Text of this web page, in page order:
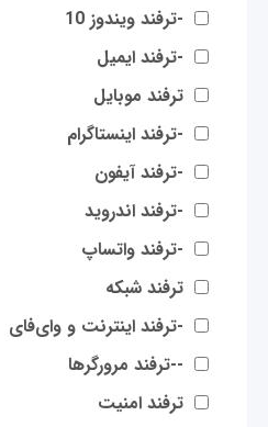
-ترفند ویندوز 10
-ترفند ایمیل
ترفند موبایل
-ترفند اینستاگرام
-ترفند آیفون
-ترفند اندروید
-ترفند واتساپ
ترفند شبکه
-ترفند اینترنت و وای‌فای
--ترفند مرورگرها
ترفند امنیت